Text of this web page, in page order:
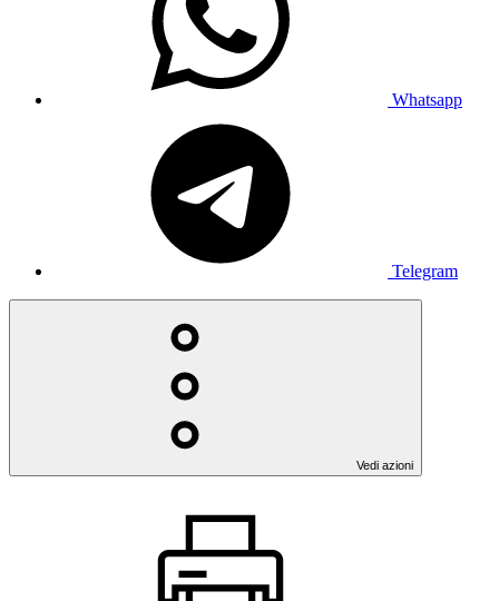
Whatsapp
Telegram
Vedi azioni